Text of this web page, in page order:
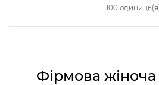
100
Фірмова жіноча